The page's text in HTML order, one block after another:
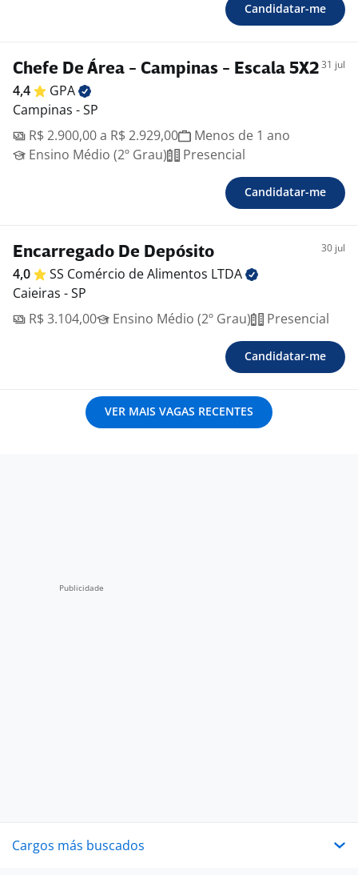
Candidatar-me
Chefe De Área - Campinas - Escala 5X231 jul
4,4
GPA
Campinas - SP
R$ 2.900,00 a R$ 2.929,00
Menos de 1 ano
Ensino Médio (2º Grau)
Presencial
Candidatar-me
Encarregado De Depósito 30 jul
4,0 SS Comércio de Alimentos LTDA
Caieiras - SP
R$ 3.104,00
Ensino Médio (2º Grau) Presencial
Candidatar-me
VER MAIS VAGAS RECENTES
Cargos más buscados